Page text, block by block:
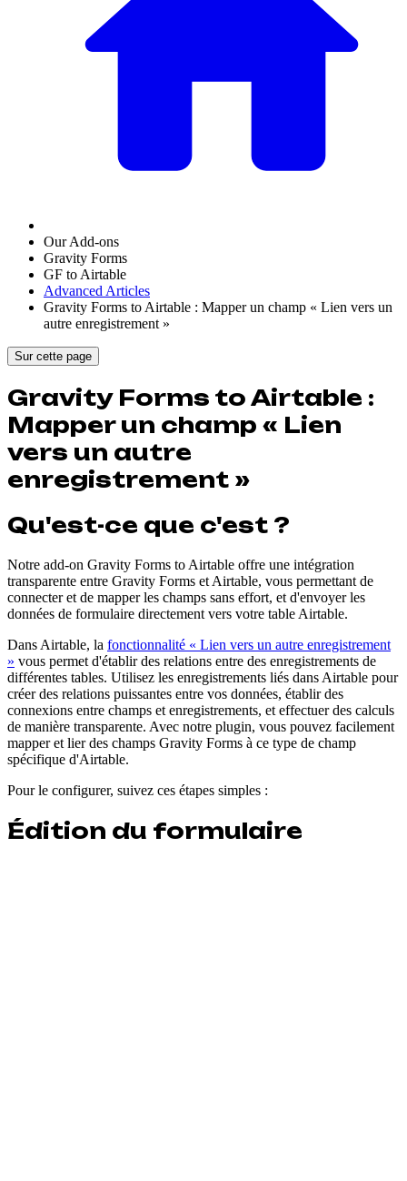
Our Add-ons
Gravity Forms
GF to Airtable
Advanced Articles
Gravity Forms to Airtable : Mapper un champ « Lien vers un
autre enregistrement »
Sur cette page
Gravity Forms to Airtable :
Mapper un champ « Lien
vers un autre
enregistrement »
Qu'est-ce que c'est ?
Notre add-on Gravity Forms to Airtable offre une intégration
transparente entre Gravity Forms et Airtable, vous permettant de
connecter et de mapper les champs sans effort, et d'envoyer les
données de formulaire directement vers votre table Airtable.
Dans Airtable, la fonctionnalité « Lien vers un autre enregistrement
» vous permet d'établir des relations entre des enregistrements de
différentes tables. Utilisez les enregistrements liés dans Airtable pour
créer des relations puissantes entre vos données, établir des
connexions entre champs et enregistrements, et effectuer des calculs
de manière transparente. Avec notre plugin, vous pouvez facilement
mapper et lier des champs Gravity Forms à ce type de champ
spécifique d'Airtable.
Pour le configurer, suivez ces étapes simples :
Édition du formulaire